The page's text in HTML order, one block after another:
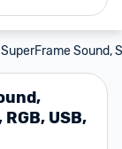
Sound,
USB,